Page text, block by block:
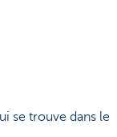
se trouve dans le